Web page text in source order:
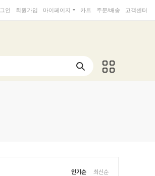
인 회원가입 마이페이지 카트 주문/배송 고객센터
인기순 최신순